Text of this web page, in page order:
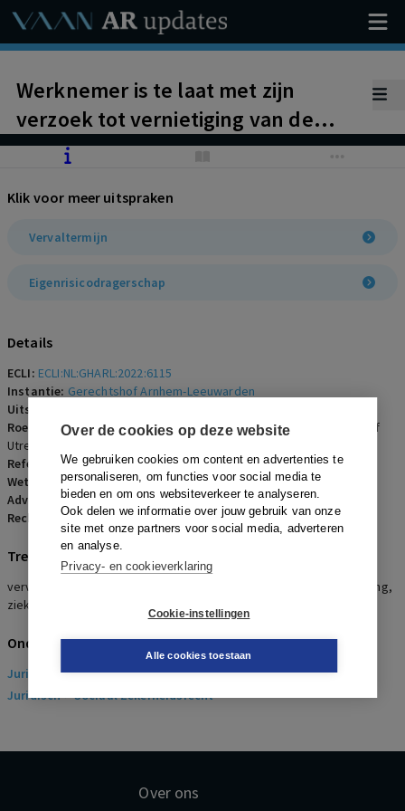
Over de cookies op deze website
We gebruiken cookies om content en advertenties te
personaliseren, om functies voor social media te
bieden en om ons websiteverkeer te analyseren.
Ook delen we informatie over jouw gebruik van onze
site met onze partners voor social media, adverteren
en analyse.
Privacy- en cookieverklaring
Cookie-instellingen
Alle cookies toestaan
Werknemer is te laat met zijn
verzoek tot vernietiging van de
opzegging. Vervaltermijn is
oordeel geven over de vraag of de
ex-werkgever het ziekengeld aan
Klik voor meer uitspraken
Vervaltermijn
Eigenrisicodragerschap
Details
ECLI: ECLI:NL:GHARL:2022:6115
Instantie: Gerechtshof Arnhem-Leeuwarden
Uitspraakdatum:
Roepnaam:Werknemer/Hotelexploitatiemaatschappij Janskerkhof
Utrecht B.V.
Referentienummer:AR-2022-0933
Wetsartikelen:7:686a BW,29 ZW
Advocaten:R. Grijpstra en G.M. Gerdes
Rechters:C. Hoogland, M. Willemse en H.M.J. van den Hurk
Trefwoorden
vervaltermijn, opzegging werknemer, vernietiging van de opzegging,
ziekengeld, eigenrisicodrager
Onderwerpen
Juridisch> Arbeidsrecht
Juridisch> Sociaal Zekerheidsrecht
Over ons